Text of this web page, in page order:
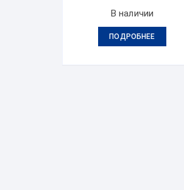
В наличии
ПОДРОБНЕЕ